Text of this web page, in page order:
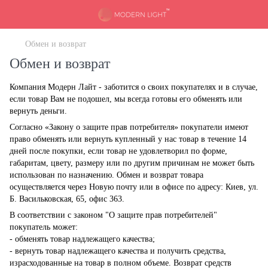
Обмен и возврат
Обмен и возврат
Компания Модерн Лайт - заботится о своих покупателях и в случае,
если товар Вам не подошел, мы всегда готовы его обменять или
вернуть деньги.
Согласно «Закону о защите прав потребителя» покупатели имеют
право обменять или вернуть купленный у нас товар в течение 14
дней после покупки, если товар не удовлетворил по форме,
габаритам, цвету, размеру или по другим причинам не может быть
использован по назначению. Обмен и возврат товара
осуществляется через Новую почту или в офисе по адресу: Киев, ул.
Б. Васильковская, 65, офис 363.
В соответствии с законом "О защите прав потребителей"
покупатель может:
- обменять товар надлежащего качества;
- вернуть товар надлежащего качества и получить средства,
израсходованные на товар в полном объеме. Возврат средств